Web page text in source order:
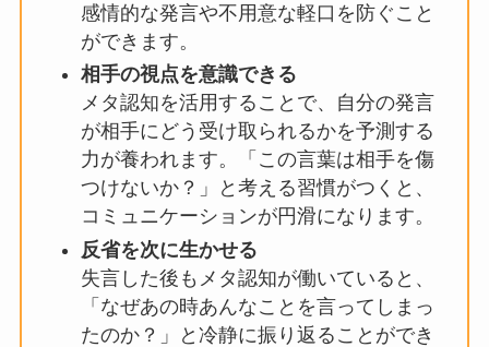
感情的な発言や不用意な軽口を防ぐこと
ができます。
相手の視点を意識できる
メタ認知を活用することで、自分の発言
が相手にどう受け取られるかを予測する
力が養われます。「この言葉は相手を傷
つけないか？」と考える習慣がつくと、
コミュニケーションが円滑になります。
反省を次に生かせる
失言した後もメタ認知が働いていると、
「なぜあの時あんなことを言ってしまっ
たのか？」と冷静に振り返ることができ